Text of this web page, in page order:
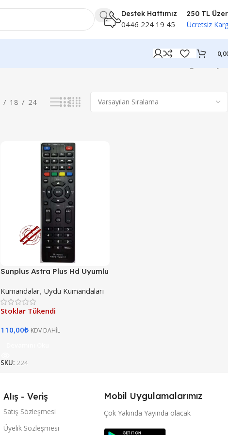
Destek Hattımız
0446 224 19 45
250 TL
Ücretsiz
18 24
Sunplus Astra Plus Hd Uyumlu
Kumandalar, Uydu Kumandaları
Stoklar Tükendi
110,00₺ KDV DAHİL
SKU: 224
Alış - Veriş
Satış Sözleşmesi
Üyelik Sözleşmesi
Mobil Uygulamalarımız
Çok Yakında Yayında olacak